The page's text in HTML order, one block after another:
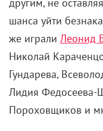
шанса уйти
же играли Леонид
Николай
Гундарева,
Лидия Федосеева-
Пороховщиков и